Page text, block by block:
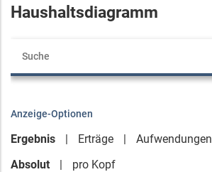
Haushaltsdiagramm
Anzeige-Optionen
Ergebnis Erträge
Aufwendungen
Absolut
pro Kopf